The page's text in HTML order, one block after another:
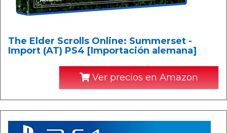
The Elder Scrolls Online: Summerset -
Import (AT) PS4 [Importación alemana]
Ver precios en Amazon